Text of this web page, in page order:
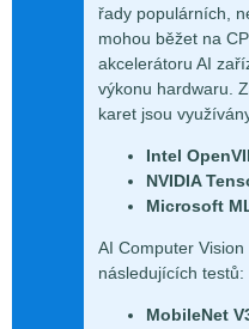
řady populárních,
mohou běžet na
akcelerátoru AI
výkonu hardwaru.
karet jsou
Intel
NVIDIA
Microsoft
AI Computer
následujících testů:
MobileNet